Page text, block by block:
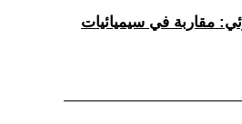
مقاربة في سيميائيات